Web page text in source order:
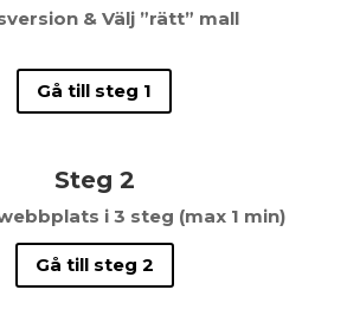
& Välj ”rätt” mall
Gå till steg 1
Steg 2
i 3 steg (max 1 min)
Gå till steg 2